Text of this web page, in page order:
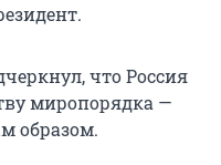
что Россия
миропорядка —
образом.